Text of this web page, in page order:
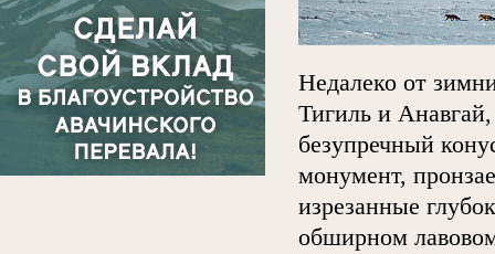
Недалеко от
Тигиль и
безупречный
монумент,
изрезанные
обширном